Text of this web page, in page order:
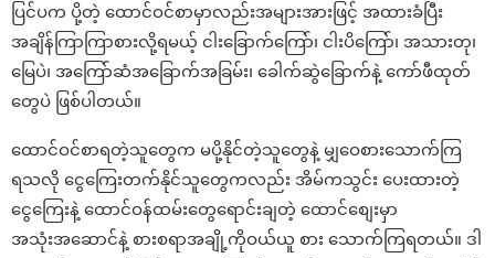
ပြင်ပက ပို့တဲ့ ထောင်ဝင်စာမှာလည်းအများအားဖြင့် အထားခံပြီး
အချိန်ကြာကြာစားလို့ရမယ့် ငါးခြောက်ကြော်၊ ငါးပိကြော်၊ အသားတု၊
မြေပဲ၊ အကြော်ဆံအခြောက်အခြမ်း၊ ခေါက်ဆွဲခြောက်နဲ့ ကော်ဖီထုတ်
တွေပဲ ဖြစ်ပါတယ်။
ထောင်ဝင်စာရတဲ့သူတွေက မပို့နိုင်တဲ့သူတွေနဲ့ မျှဝေစားသောက်ကြ
ရသလို ငွေကြေးတက်နိုင်သူတွေကလည်း အိမ်ကသွင်း ပေးထားတဲ့
ငွေကြေးနဲ့ ထောင်ဝန်ထမ်းတွေရောင်းချတဲ့ ထောင်စျေးမှာ
အသုံးအဆောင်နဲ့ စားစရာအချို့ကိုဝယ်ယူ စား သောက်ကြရတယ်။ ဒါ